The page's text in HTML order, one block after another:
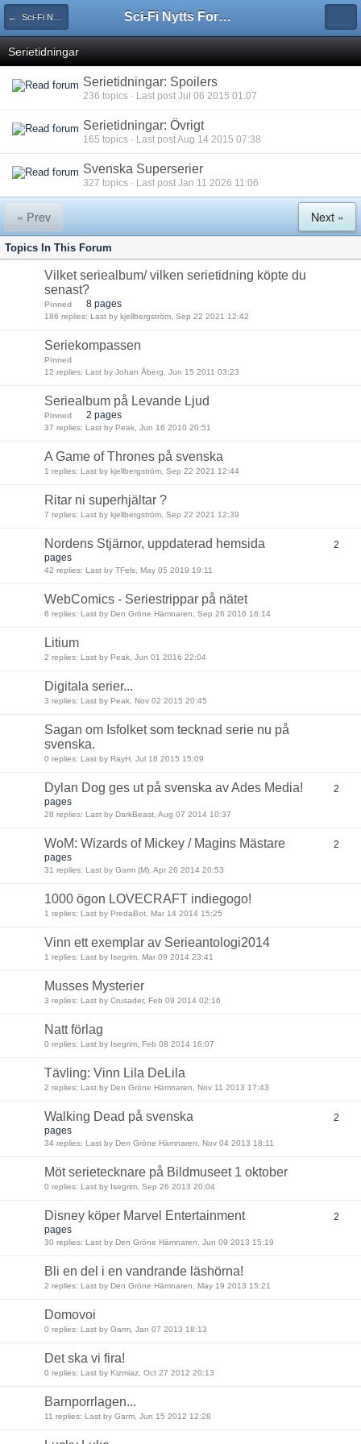
← Sci-Fi Nytts Forum Sci-Fi Nytts Forum
Serietidningar
Serietidningar: Spoilers
236 topics · Last post Jul 06 2015 01:07
Serietidningar: Övrigt
165 topics · Last post Aug 14 2015 07:38
Svenska Superserier
327 topics · Last post Jan 11 2026 11:06
« Prev Next »
Topics In This Forum
Vilket seriealbum/ vilken serietidning köpte du
senast?
Pinned 8 pages
186 replies: Last by kjellbergström, Sep 22 2021 12:42
Seriekompassen
Pinned
12 replies: Last by Johan Åberg, Jun 15 2011 03:23
Seriealbum på Levande Ljud
Pinned 2 pages
37 replies: Last by Peak, Jun 16 2010 20:51
A Game of Thrones på svenska
1 replies: Last by kjellbergström, Sep 22 2021 12:44
Ritar ni superhjältar ?
7 replies: Last by kjellbergström, Sep 22 2021 12:39
Nordens Stjärnor, uppdaterad hemsida
2
pages
42 replies: Last by TFels, May 05 2019 19:11
WebComics - Seriestrippar på nätet
6 replies: Last by Den Gröne Hämnaren, Sep 26 2016 16:14
Litium
2 replies: Last by Peak, Jun 01 2016 22:04
Digitala serier...
3 replies: Last by Peak, Nov 02 2015 20:45
Sagan om Isfolket som tecknad serie nu på
svenska.
0 replies: Last by RayH, Jul 18 2015 15:09
Dylan Dog ges ut på svenska av Ades Media!
2
pages
28 replies: Last by DarkBeast, Aug 07 2014 10:37
WoM: Wizards of Mickey / Magins Mästare
2
pages
31 replies: Last by Garm (M), Apr 26 2014 20:53
1000 ögon LOVECRAFT indiegogo!
1 replies: Last by PredaBot, Mar 14 2014 15:25
Vinn ett exemplar av Serieantologi2014
1 replies: Last by Isegrim, Mar 09 2014 23:41
Musses Mysterier
3 replies: Last by Crusader, Feb 09 2014 02:16
Natt förlag
0 replies: Last by Isegrim, Feb 08 2014 16:07
Tävling: Vinn Lila DeLila
2 replies: Last by Den Gröne Hämnaren, Nov 11 2013 17:43
Walking Dead på svenska
2
pages
34 replies: Last by Den Gröne Hämnaren, Nov 04 2013 18:11
Möt serietecknare på Bildmuseet 1 oktober
0 replies: Last by Isegrim, Sep 26 2013 20:04
Disney köper Marvel Entertainment
2
pages
30 replies: Last by Den Gröne Hämnaren, Jun 09 2013 15:19
Bli en del i en vandrande läshörna!
2 replies: Last by Den Gröne Hämnaren, May 19 2013 15:21
Domovoi
0 replies: Last by Garm, Jan 07 2013 18:13
Det ska vi fira!
0 replies: Last by Kizmiaz, Oct 27 2012 20:13
Barnporrlagen...
11 replies: Last by Garm, Jun 15 2012 12:28